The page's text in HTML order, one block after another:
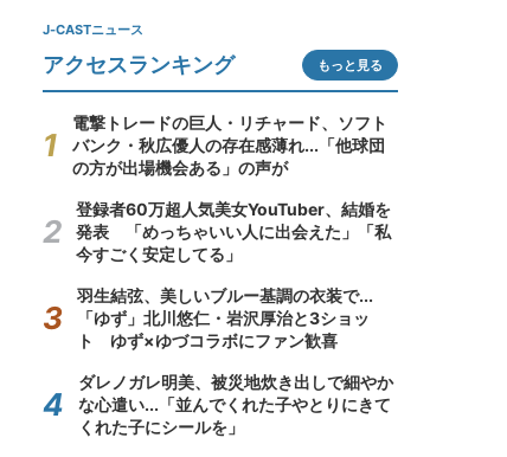
J-CASTニュース
アクセスランキング もっと見る
電撃トレードの巨人・リチャード、ソフト
バンク・秋広優人の存在感薄れ...「他球団
の方が出場機会ある」の声が
登録者60万超人気美女YouTuber、結婚を
発表 「めっちゃいい人に出会えた」「私
今すごく安定してる」
羽生結弦、美しいブルー基調の衣装で...
「ゆず」北川悠仁・岩沢厚治と3ショッ
ト ゆず×ゆづコラボにファン歓喜
ダレノガレ明美、被災地炊き出しで細やか
な心遣い...「並んでくれた子やとりにきて
くれた子にシールを」